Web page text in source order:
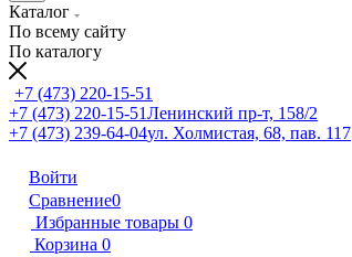
Каталог
По всему сайту
По каталогу
+7 (473) 220-15-51
+7 (473) 220-15-51Ленинский пр-т, 158/2
+7 (473) 239-64-04ул. Холмистая, 68, пав. 117
Войти
Сравнение0
Избранные товары 0
Корзина 0